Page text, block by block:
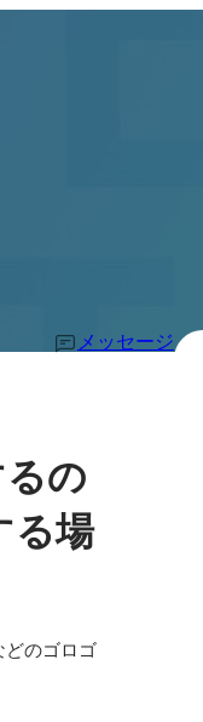
メッセージ
の
る場
どのゴロゴ